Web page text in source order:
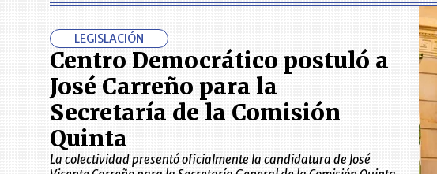
LEGISLACIÓN
Centro Democrático postuló a
José Carreño para la
Secretaría de la Comisión
Quinta
La colectividad presentó oficialmente la candidatura de José